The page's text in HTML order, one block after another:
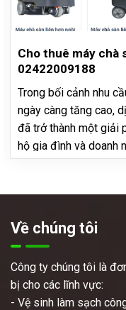
Cho thuê máy chà
02422009188
Trong bối cảnh nhu
ngày càng tăng cao,
đã trở thành một giải
hộ gia đình và doanh
làm sạch vượt trội,…
Về chúng tôi
Công ty chúng tôi là
bị cho các lĩnh vực:
- Vệ sinh làm sạch